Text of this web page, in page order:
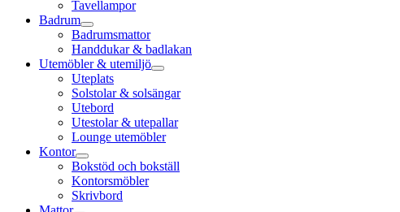
Tavellampor
Badrum
Badrumsmattor
Handdukar & badlakan
Utemöbler & utemiljö
Uteplats
Solstolar & solsängar
Utebord
Utestolar & utepallar
Lounge utemöbler
Kontor
Bokstöd och bokställ
Kontorsmöbler
Skrivbord